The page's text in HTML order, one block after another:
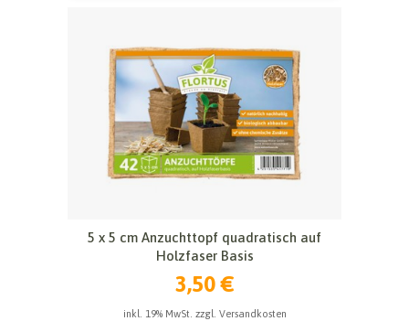
5 x 5 cm Anzuchttopf quadratisch auf
Holzfaser Basis
3,50 €
inkl. 19% MwSt. zzgl. Versandkosten